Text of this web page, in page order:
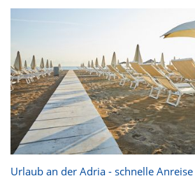
Urlaub an der Adria - schnelle